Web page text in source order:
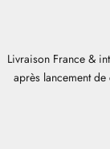
Livraison France &
après lancement